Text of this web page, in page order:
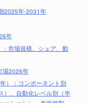
2025年-2031年
年
市場規模、シェア、動
場2026年
）：コンポーネント別
）、自動化レベル別（半